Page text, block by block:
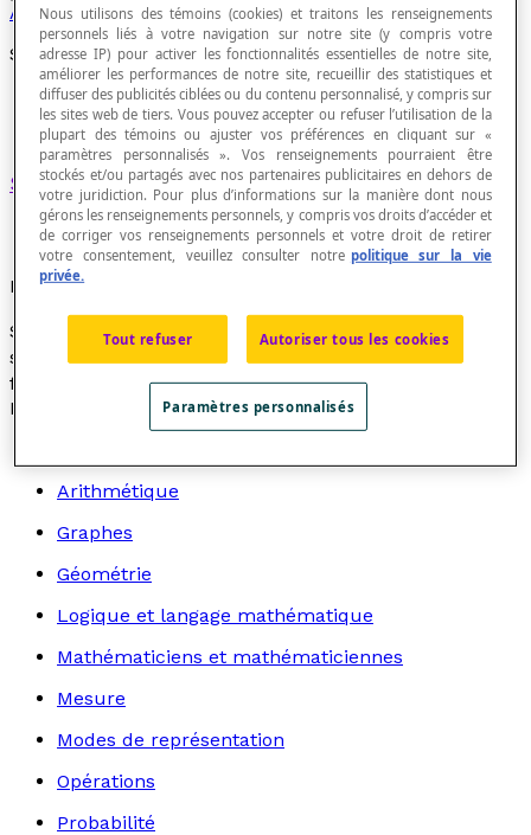
Arithmétique
Suite finie
Sous-ensemblefini d'éléments d’une suite.
Exemple
Si on considère la suite desnombres pairs, alors la
suite des nombres pairs inférieurs à 100 est une suite
finie.
Recherche par thème
Arithmétique
Graphes
Géométrie
Logique et langage mathématique
Mathématiciens et mathématiciennes
Mesure
Modes de représentation
Opérations
Probabilité
Nous utilisons des témoins (cookies) et traitons les renseignements
personnels liés à votre navigation sur notre site (y compris votre
adresse IP) pour activer les fonctionnalités essentielles de notre site,
améliorer les performances de notre site, recueillir des statistiques et
diffuser des publicités ciblées ou du contenu personnalisé, y compris sur
les sites web de tiers. Vous pouvez accepter ou refuser l’utilisation de la
plupart des témoins ou ajuster vos préférences en cliquant sur «
paramètres personnalisés ». Vos renseignements pourraient être
stockés et/ou partagés avec nos partenaires publicitaires en dehors de
votre juridiction. Pour plus d’informations sur la manière dont nous
gérons les renseignements personnels, y compris vos droits d’accéder et
de corriger vos renseignements personnels et votre droit de retirer
votre consentement, veuillez consulter notre politique sur la vie
privée.
Tout refuser Autoriser tous les cookies
Paramètres personnalisés